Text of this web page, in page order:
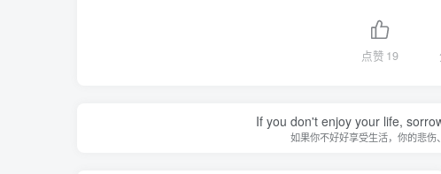
点赞 19
If you don't enjoy your life,
如果你不好好享受生活，你的悲